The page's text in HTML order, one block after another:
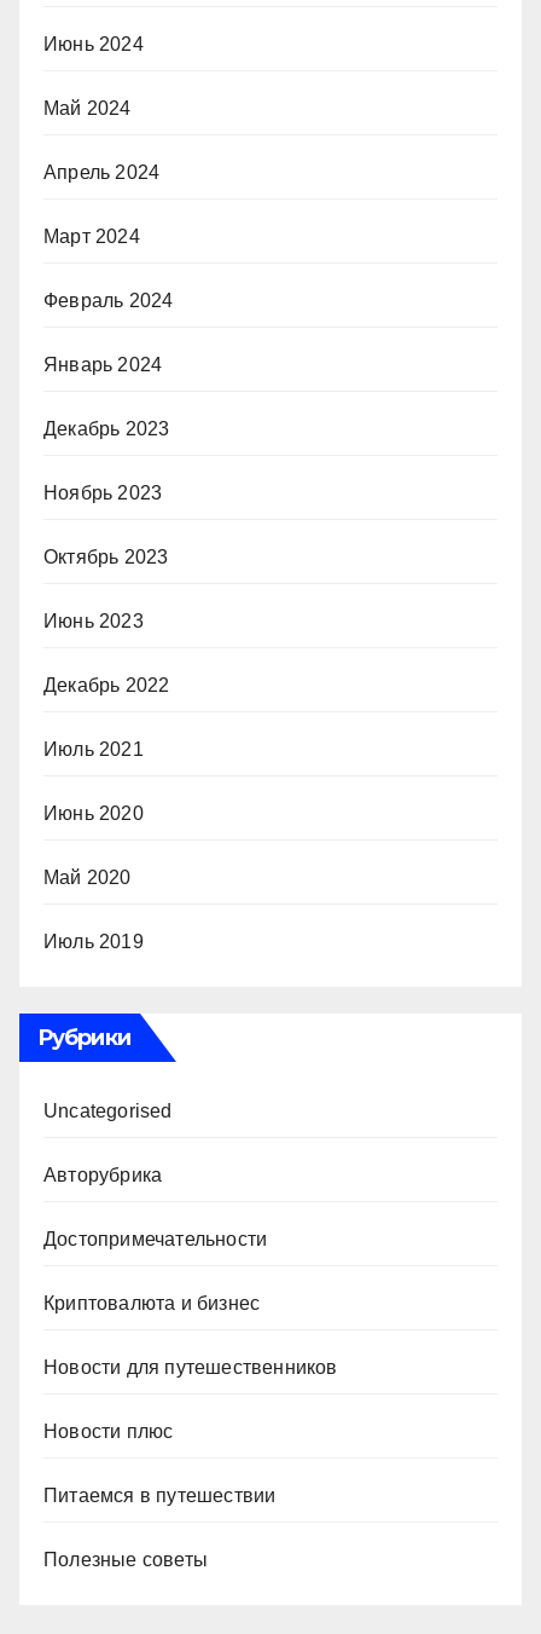
Июнь 2024
Май 2024
Апрель 2024
Март 2024
Февраль 2024
Январь 2024
Декабрь 2023
Ноябрь 2023
Октябрь 2023
Июнь 2023
Декабрь 2022
Июль 2021
Июнь 2020
Май 2020
Июль 2019
Рубрики
Uncategorised
Авторубрика
Достопримечательности
Криптовалюта и бизнес
Новости для путешественников
Новости плюс
Питаемся в путешествии
Полезные советы